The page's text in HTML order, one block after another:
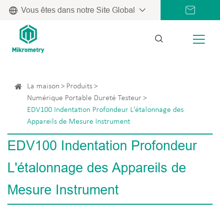
Vous êtes dans notre Site Global
La maison
Produits
Numérique Portable Dureté Testeur
EDV100 Indentation Profondeur L'étalonnage des
Appareils de Mesure Instrument
EDV100 Indentation Profondeur
L'étalonnage des Appareils de
Mesure Instrument